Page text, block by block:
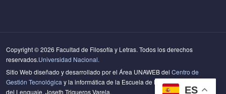
ES
Copyright © 2026 Facultad de Filosofía y Letras. Todos los derechos
reservados.Universidad Nacional.
Sitio Web diseñado y desarrollado por el Área UNAWEB del Centro de
Gestión Tecnológica y la informática de la Escuela de Literatura y Ciencias
del Lenguaje. Joseth Trigueros Varela.